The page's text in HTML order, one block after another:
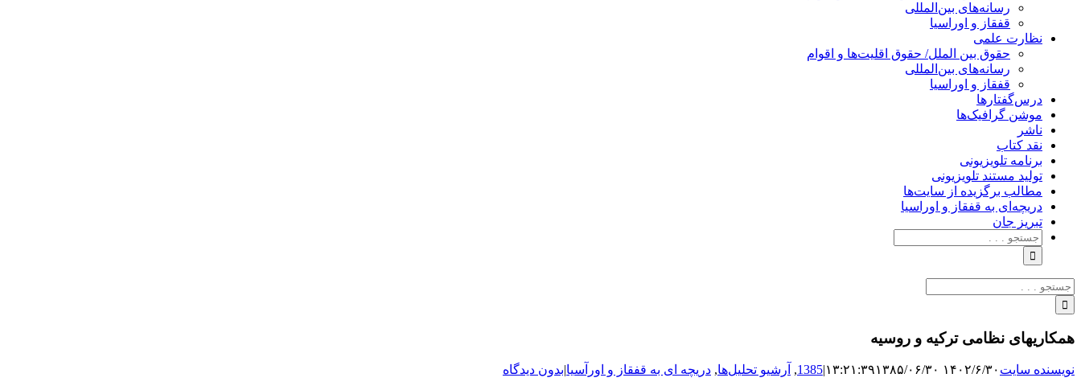
رسانه‌های بین‌المللی
قفقاز و اوراسیا
نظارت علمی
حقوق بین الملل/ حقوق اقلیت‌ها و اقوام
رسانه‌های بین‌المللی
قفقاز و اوراسیا
درس‌گفتارها
موشن گرافیک‌ها
ناشر
نقد کتاب
برنامه‌ تلویزیونی
تولید مستند تلویزیونی
مطالب برگزیده از سایت‌ها
دریچه‌ای به قفقاز و اوراسیا
تبریزِ جان
جستجو
برای:
جستجو
برای:
همکاریهای نظامی ترکیه و روسیه
نویسنده سایت ۱۴۰۲/۶/۳۰ ۱۳:۲۱:۳۹ ۱۳۸۵/۰۶/۳۰ |
1385
, آرشیو تحلیل‌ها, دریچه ای به قفقاز و اورآسیا|بدون دیدگاه